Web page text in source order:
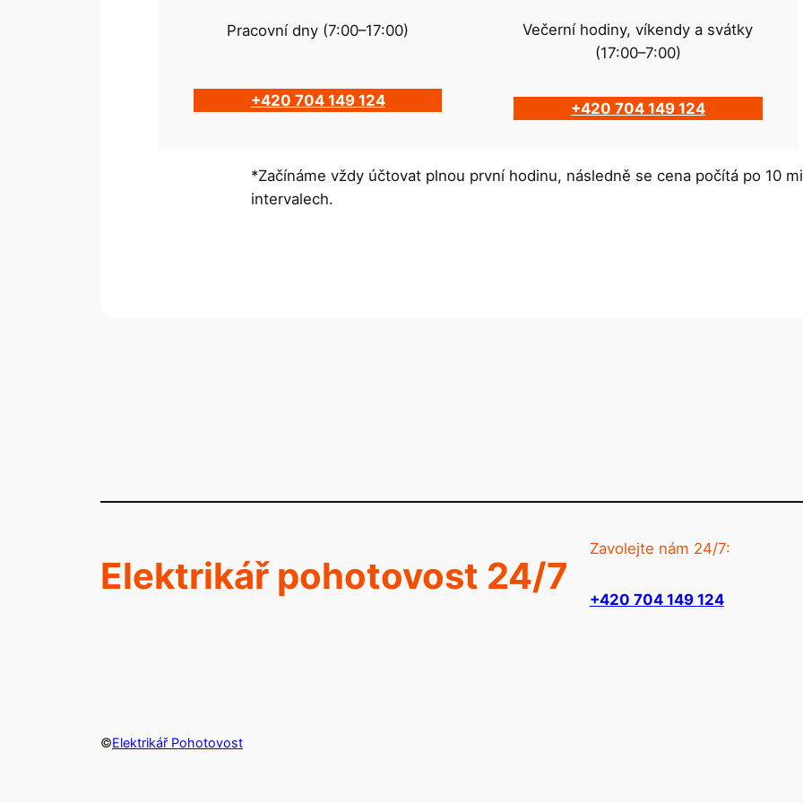
Pracovní dny (7:00–17:00)
+420 704 149 124
Večerní hodiny, víkendy a svátky
(17:00–7:00)
+420 704 149 124
*Začínáme vždy účtovat plnou první hodinu, následně se cena počítá po 10
intervalech.
Elektrikář pohotovost 24/7
Zavolejte nám 24/7:
+420 704 149 124
©Elektrikář Pohotovost